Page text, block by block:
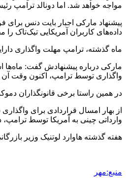
مواجه خواهد شد. اما دونالد ترامپ
پیشنهاد مارکی اجبار بایت دنس
داده‌های کاربران آمریکایی تیک‌تاک را
ماه گذشته، ترامپ مهلت واگذاری دارایی‌های
مارکی درباره پیشنهادش گفت: ماه‌ها
واگذاری توسط ترامپ، اکنون وقت آن
در همین راستا برخی قانونگذاران
از بهار امسال قراردادی برای
وارداتی چینی به آمریکا توسط ترامپ،
هفته گذشته هاوارد لوتنیک وزیر
منبع:مهر